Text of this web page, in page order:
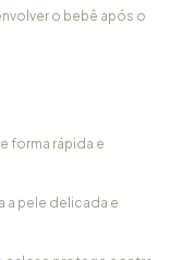
o bebê após o
forma rápida e
a pele delicada e